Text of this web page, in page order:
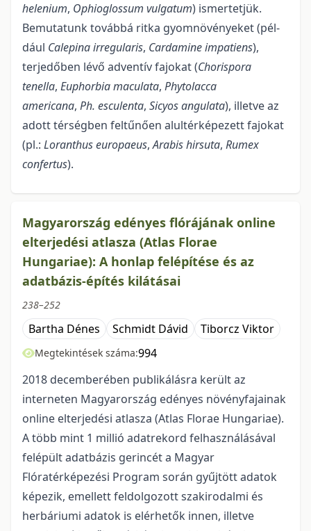
helenium, Ophioglossum vulgatum) ismertetjük.
Bemutatunk továbbá ritka gyomnövényeket (pél­
dául Calepina irregularis, Cardamine impatiens),
terjedő­ben lévő adventív fajokat (Chorispora
tenella, Euphorbia maculata, Phytolacca
americana, Ph. esculenta, Sicyos angulata), illetve az
adott térségben feltűnően alultérképezett fajokat
(pl.: Loranthus europaeus,Arabis hirsuta, Rumex
confertus).
Magyarország edényes flórájának online
elterjedési atlasza (Atlas Florae
Hungariae): A honlap felépítése és az
adatbázis-építés kilátásai
238–252
Bartha Dénes Schmidt Dávid Tiborcz Viktor
Megtekintések száma:994
2018 decemberében publikálásra került az
interneten Magyarország edényes növény­fa­ja­inak
online elterjedési atlasza (Atlas Florae Hungariae).
A több mint 1 millió adatrekord felhasználásával
fel­épült adatbázis gerincét a Magyar
Flóratérképezési Program során gyűjtött adatok
képezik, emellett fel­dol­gozott szakirodalmi és
herbáriumi adatok is elérhetők innen, illetve